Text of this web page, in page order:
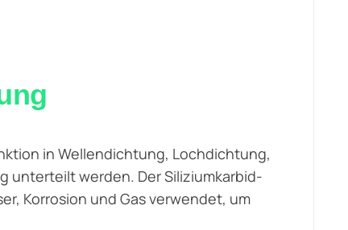
in Wellendichtung, Lochdichtung,
unterteilt werden. Der Siliziumkarbid-
Korrosion und Gas verwendet, um